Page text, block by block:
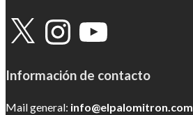
X InstagramYouTube
Información de contacto
Mail general: info@elpalomitron.com